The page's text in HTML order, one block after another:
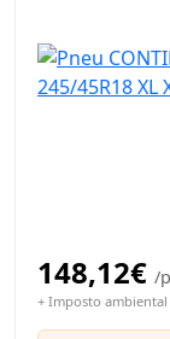
148,12€ /
+ Imposto ambiental